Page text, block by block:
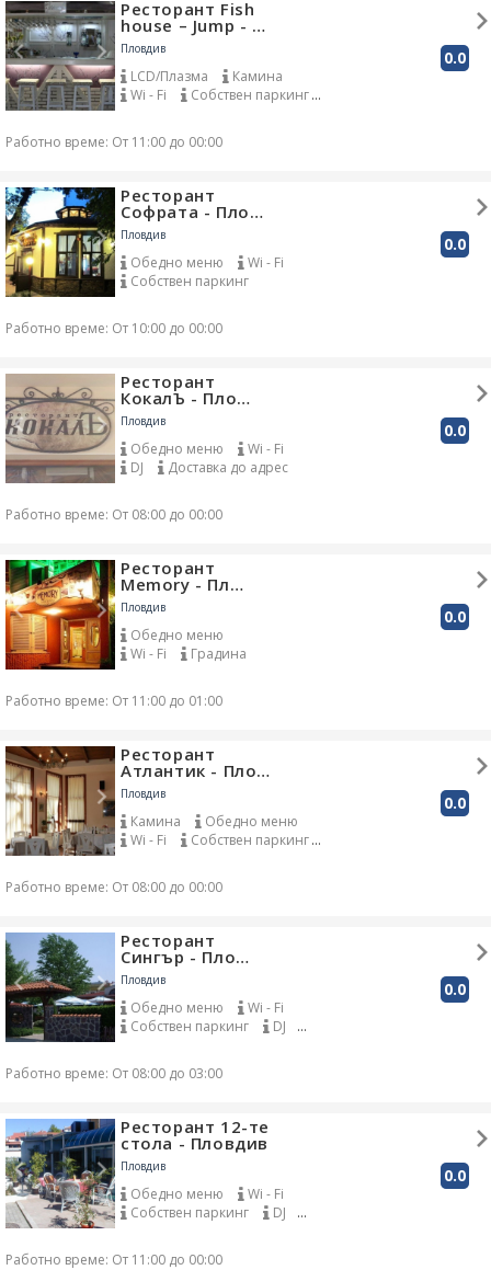
Ресторант Fish
house – Jump - …
Пловдив 0.0
LCD/Плазма
Камина
Wi - Fi
Собствен паркинг
Работно време: От 11:00 до 00:00
Ресторант
Софрата - Пло…
Пловдив 0.0
Обедно меню
Wi - Fi
Собствен паркинг
Работно време: От 10:00 до 00:00
Ресторант
КокалЪ - Пло…
Пловдив 0.0
Обедно меню
Wi - Fi
DJ
Доставка до адрес
Работно време: От 08:00 до 00:00
Ресторант
Memory - Пл…
Пловдив 0.0
Обедно меню
Wi - Fi
Градина
Работно време: От 11:00 до 01:00
Ресторант
Атлантик - Пло…
Пловдив 0.0
Камина
Обедно меню
Wi - Fi
Собствен паркинг
Работно време: От 08:00 до 00:00
Ресторант
Сингър - Пло…
Пловдив 0.0
Обедно меню
Wi - Fi
Собствен паркинг
DJ
Работно време: От 08:00 до 03:00
Ресторант 12-те
стола - Пловдив
Пловдив 0.0
Обедно меню
Wi - Fi
Собствен паркинг
DJ
Работно време: От 11:00 до 00:00